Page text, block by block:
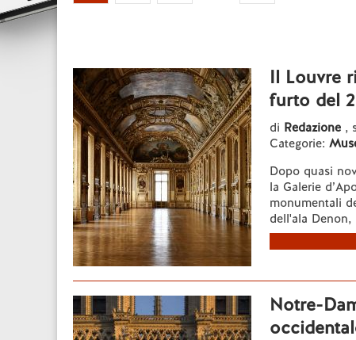
Il Louvre
furto del
di Redazione ,
Categorie:
Dopo quasi
la Galerie
monumentali
dell'ala Denon,
Notre-